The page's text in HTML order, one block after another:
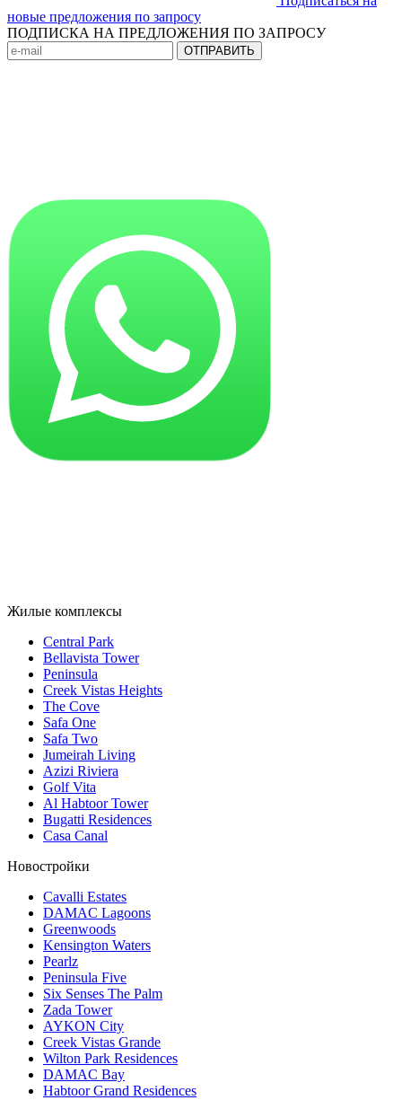
новые предложения по запросу
ПОДПИСКА НА ПРЕДЛОЖЕНИЯ ПО ЗАПРОСУ
ОТПРАВИТЬ
Жилые комплексы
Central Park
Bellavista Tower
Peninsula
Creek Vistas Heights
The Cove
Safa One
Safa Two
Jumeirah Living
Azizi Riviera
Golf Vita
Al Habtoor Tower
Bugatti Residences
Casa Canal
Новостройки
Cavalli Estates
DAMAC Lagoons
Greenwoods
Kensington Waters
Pearlz
Peninsula Five
Six Senses The Palm
Zada Tower
AYKON City
Creek Vistas Grande
Wilton Park Residences
DAMAC Bay
Habtoor Grand Residences